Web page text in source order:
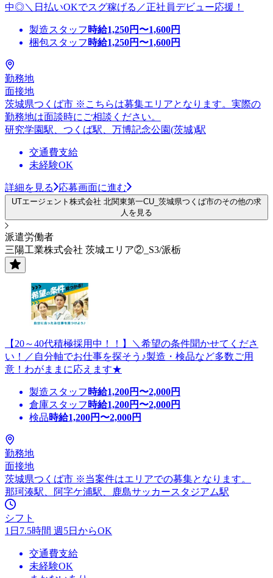
中◎＼日払いOKでスグ稼げる／正社員デビュー応援！
製造スタッフ 時給1,250円〜1,600円
梱包スタッフ 時給1,250円〜1,600円
勤務地
面接地
茨城県つくば市 ※こちらは募集エリアとなります。実際の
勤務地は面談時にご相談ください。
研究学園駅、つくば駅、万博記念公園(茨城)駅
交通費支給
未経験OK
詳細を見る 応募画面に進む
UTエージェント株式会社 北関東第一CU_茨城県つくば市のその他の求
人を見る
派遣労働者
三陽工業株式会社 茨城エリア②_S3/派栃
【20～40代積極採用中！！】＼希望の条件聞かせてくださ
い！／自分軸でお仕事を探そう♪製造・検品など多数ご用
意！わがままに応えます★
製造スタッフ 時給1,200円〜2,000円
倉庫スタッフ 時給1,200円〜2,000円
検品時給1,200円〜2,000円
勤務地
面接地
茨城県つくば市 ※当案件はエリアでの募集となります。
那珂湊駅、阿字ケ浦駅、鹿島サッカースタジアム駅
シフト
1日7.5時間 週5日からOK
交通費支給
未経験OK